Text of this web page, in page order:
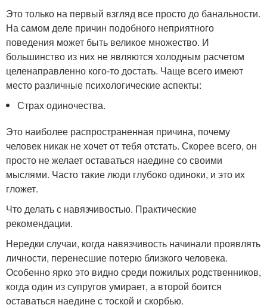
Это только на первый взгляд все просто до банальности.
На самом деле причин подобного неприятного
поведения может быть великое множество. И
большинство из них не являются холодным расчетом
целенаправленно кого-то достать. Чаще всего имеют
место различные психологические аспекты:
Страх одиночества.
Это наиболее распространенная причина, почему
человек никак не хочет от тебя отстать. Скорее всего, он
просто не желает оставаться наедине со своими
мыслями. Часто такие люди глубоко одиноки, и это их
гложет.
Что делать с навязчивостью. Практические
рекомендации.
Нередки случаи, когда навязчивость начинали проявлять
личности, перенесшие потерю близкого человека.
Особенно ярко это видно среди пожилых родственников,
когда один из супругов умирает, а второй боится
оставаться наедине с тоской и скорбью.